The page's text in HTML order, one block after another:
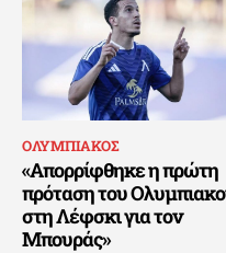
ΟΛΥΜΠΙΑΚΟΣ
«Απορρίφθηκε η πρώτη
πρόταση του
στη Λέφσκι για τον
Μπουράς»